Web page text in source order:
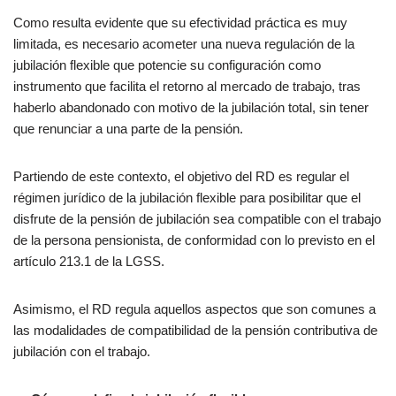
Como resulta evidente que su efectividad práctica es muy
limitada, es necesario acometer una nueva regulación de la
jubilación flexible que potencie su configuración como
instrumento que facilita el retorno al mercado de trabajo, tras
haberlo abandonado con motivo de la jubilación total, sin tener
que renunciar a una parte de la pensión.
Partiendo de este contexto, el objetivo del RD es regular el
régimen jurídico de la jubilación flexible para posibilitar que el
disfrute de la pensión de jubilación sea compatible con el trabajo
de la persona pensionista, de conformidad con lo previsto en el
artículo 213.1 de la LGSS.
Asimismo, el RD regula aquellos aspectos que son comunes a
las modalidades de compatibilidad de la pensión contributiva de
jubilación con el trabajo.